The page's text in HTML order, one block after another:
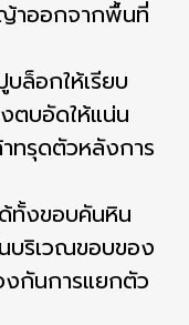
าออกจากพื้นที่
ล็อกให้เรียบ
ตบอัดให้แน่น
ทรุดตัวหลังการ
ทั้งขอบคันหิน
บริเวณขอบของ
กันการแยกตัว